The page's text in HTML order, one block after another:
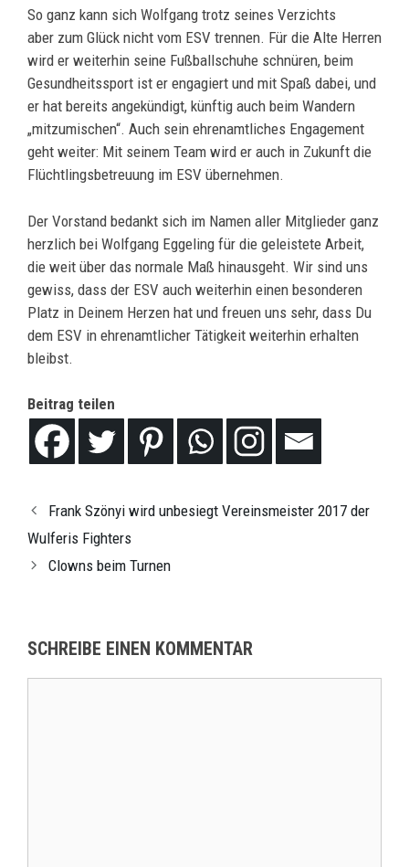
So ganz kann sich Wolfgang trotz seines Verzichts
aber zum Glück nicht vom ESV trennen. Für die Alte Herren
wird er weiterhin seine Fußballschuhe schnüren, beim
Gesundheitssport ist er engagiert und mit Spaß dabei, und
er hat bereits angekündigt, künftig auch beim Wandern
„mitzumischen“. Auch sein ehrenamtliches Engagement
geht weiter: Mit seinem Team wird er auch in Zukunft die
Flüchtlingsbetreuung im ESV übernehmen.
Der Vorstand bedankt sich im Namen aller Mitglieder ganz
herzlich bei Wolfgang Eggeling für die geleistete Arbeit,
die weit über das normale Maß hinausgeht. Wir sind uns
gewiss, dass der ESV auch weiterhin einen besonderen
Platz in Deinem Herzen hat und freuen uns sehr, dass Du
dem ESV in ehrenamtlicher Tätigkeit weiterhin erhalten
bleibst.
Beitrag teilen
Frank Szönyi wird unbesiegt Vereinsmeister 2017 der
Wulferis Fighters
Clowns beim Turnen
SCHREIBE EINEN KOMMENTAR